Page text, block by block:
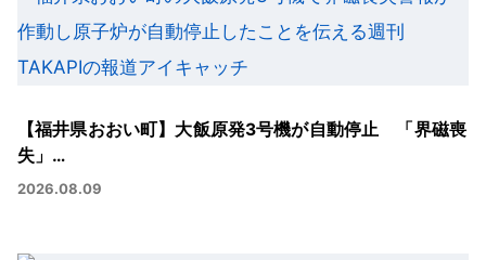
【福井県おおい町】大飯原発3号機が自動停止 「界磁喪
失」…
2026.08.09